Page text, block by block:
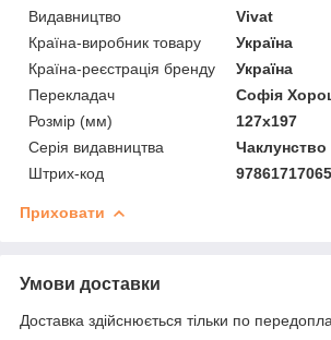
Видавництво
Vivat
Країна-виробник товару
Україна
Країна-реєстрація бренду
Україна
Перекладач
Софія
Розмір (мм)
127х197
Серія видавництва
Чаклунство
Штрих-код
Приховати
Умови доставки
Доставка здійснюється тільки по